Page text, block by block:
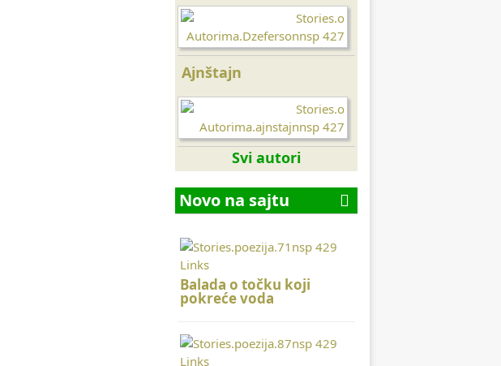
Ajnštajn
Svi autori
Novo na sajtu
Balada o točku koji
pokreće voda